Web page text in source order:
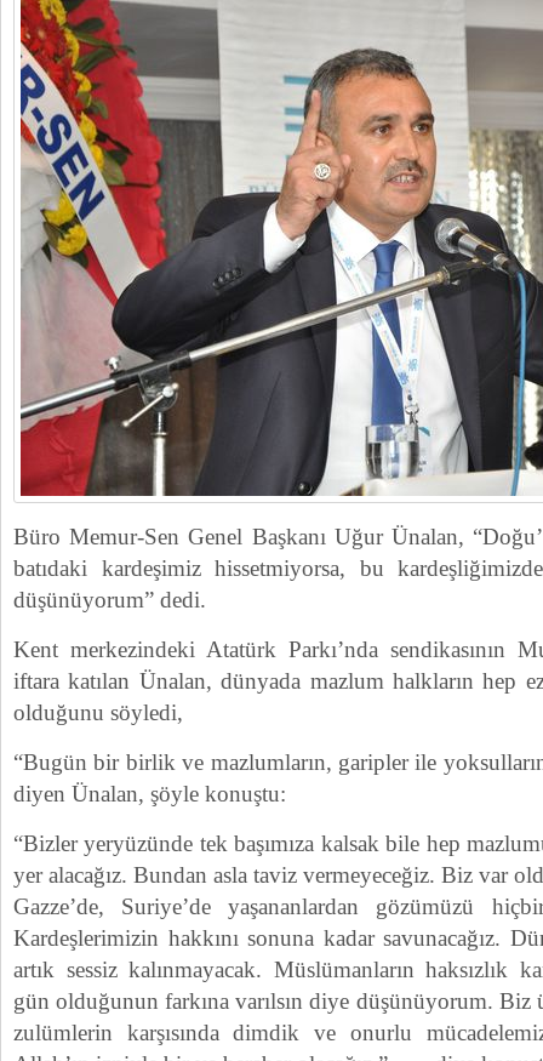
Büro Memur-Sen Genel Başkanı Uğur Ünalan,
batıdaki kardeşimiz hissetmiyorsa, bu
düşünüyorum” dedi.
Kent merkezindeki Atatürk Parkı’nda sendikasının
iftara katılan Ünalan, dünyada mazlum halkların hep
olduğunu söyledi,
“Bugün bir birlik ve mazlumların, garipler ile
diyen Ünalan, şöyle konuştu:
“Bizler yeryüzünde tek başımıza kalsak bile hep
yer alacağız. Bundan asla taviz vermeyeceğiz. Biz var
Gazze’de, Suriye’de yaşananlardan gözümüzü
Kardeşlerimizin hakkını sonuna kadar savunacağız.
artık sessiz kalınmayacak. Müslümanların haksızlık
gün olduğunun farkına varılsın diye düşünüyorum. Biz
zulümlerin karşısında dimdik ve onurlu